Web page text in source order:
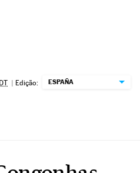
| Edição: ESPAÑA